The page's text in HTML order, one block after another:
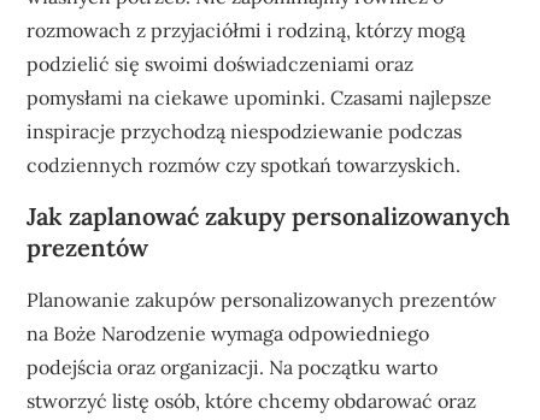
rozmowach z przyjaciółmi i rodziną, którzy mogą
podzielić się swoimi doświadczeniami oraz
pomysłami na ciekawe upominki. Czasami najlepsze
inspiracje przychodzą niespodziewanie podczas
codziennych rozmów czy spotkań towarzyskich.
Jak zaplanować zakupy personalizowanych
prezentów
Planowanie zakupów personalizowanych prezentów
na Boże Narodzenie wymaga odpowiedniego
podejścia oraz organizacji. Na początku warto
stworzyć listę osób, które chcemy obdarować oraz